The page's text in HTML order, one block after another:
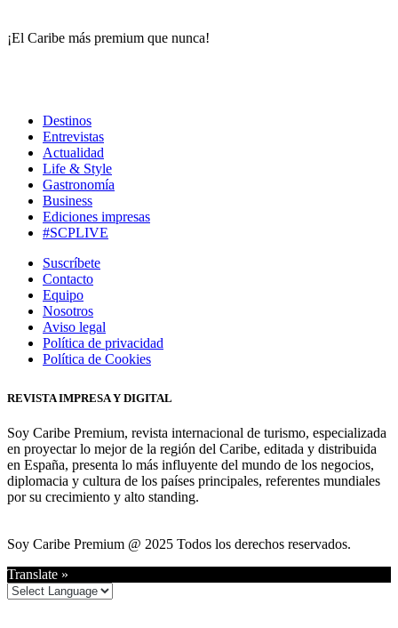
¡El Caribe más premium que nunca!
Destinos
Entrevistas
Actualidad
Life & Style
Gastronomía
Business
Ediciones impresas
#SCPLIVE
Suscríbete
Contacto
Equipo
Nosotros
Aviso legal
Política de privacidad
Política de Cookies
REVISTA IMPRESA Y DIGITAL
Soy Caribe Premium, revista internacional de turismo, especializada
en proyectar lo mejor de la región del Caribe, editada y distribuida
en España, presenta lo más influyente del mundo de los negocios,
diplomacia y cultura de los países principales, referentes mundiales
por su crecimiento y alto standing.
Soy Caribe Premium @ 2025 Todos los derechos reservados.
Translate »